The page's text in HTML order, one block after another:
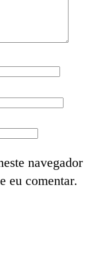
navegador
eu comentar.